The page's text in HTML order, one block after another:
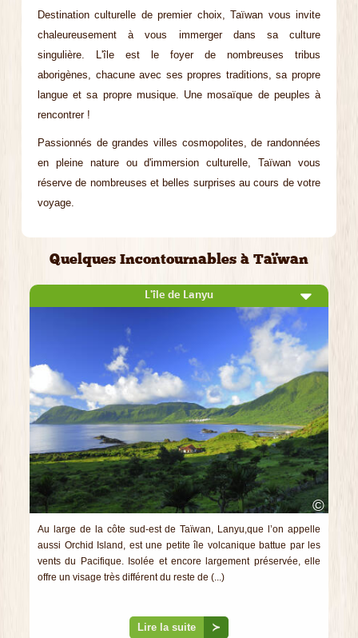
Destination culturelle de premier choix, Taïwan vous invite
chaleureusement à vous immerger dans sa culture
singulière. L'île est le foyer de nombreuses tribus
aborigènes, chacune avec ses propres traditions, sa propre
langue et sa propre musique. Une mosaïque de peuples à
rencontrer !
Passionnés de grandes villes cosmopolites, de randonnées
en pleine nature ou d'immersion culturelle, Taïwan vous
réserve de nombreuses et belles surprises au cours de votre
voyage.
Quelques Incontournables à Taïwan
L'île de Lanyu
©
Au large de la côte sud-est de Taïwan, Lanyu,que l’on appelle
aussi Orchid Island, est une petite île volcanique battue par les
vents du Pacifique. Isolée et encore largement préservée, elle
offre un visage très différent du reste de (...)
Lire la suite ≻